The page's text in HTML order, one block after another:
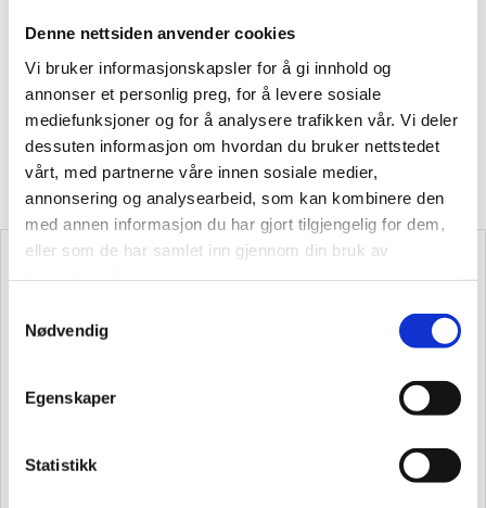
Denne nettsiden anvender cookies
Vi bruker informasjonskapsler for å gi innhold og
annonser et personlig preg, for å levere sosiale
mediefunksjoner og for å analysere trafikken vår. Vi deler
dessuten informasjon om hvordan du bruker nettstedet
vårt, med partnerne våre innen sosiale medier,
annonsering og analysearbeid, som kan kombinere den
med annen informasjon du har gjort tilgjengelig for dem,
eller som de har samlet inn gjennom din bruk av
Nødvendig
Egenskaper
Statistikk
SKRIV TIL OSS